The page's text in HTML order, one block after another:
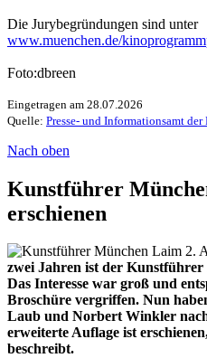
Die Jurybegründungen sind unter
www.muenchen.de/
Foto:dbreen
Eingetragen am 28.07.2026
Quelle: Presse- und Informationsamt
Nach oben
Kunstführer
erschienen
zwei Jahren ist der
Das Interesse war groß und
Broschüre vergriffen. Nun
Laub und Norbert Winkler
erweiterte Auflage ist
beschreibt.